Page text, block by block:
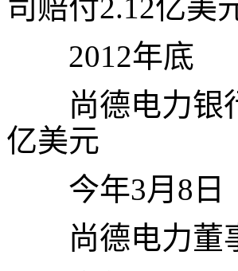
司赔付2.12亿美
2012年底
尚德电力银
亿美元
今年3月 8 日
尚德电力董事